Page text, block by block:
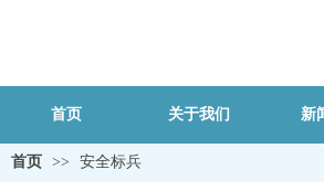
首页 关于我们 新
首页 >> 安全标兵